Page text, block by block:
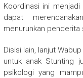
Koordinasi ini
dapat
menurunkan penderita
Disisi lain, lanjut
untuk anak Stunting
psikologi yang